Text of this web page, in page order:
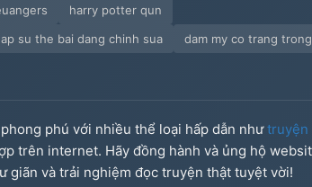
harry potter qun
su the bai dang chinh sua
dam my co trang
phú với nhiều thể loại hấp dẫn nhưtruyện
trên internet. Hãy đồng hành và ủng hộ
giãn và trải nghiệm đọc truyện thật tuyệt vời!